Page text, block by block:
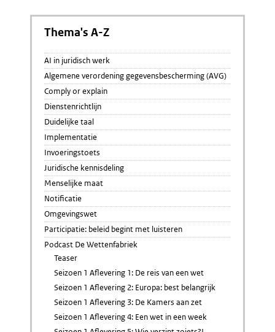
Thema's A-Z
AI in juridisch werk
Algemene verordening gegevensbescherming (AVG)
Comply or explain
Dienstenrichtlijn
Duidelijke taal
Implementatie
Invoeringstoets
Juridische kennisdeling
Menselijke maat
Notificatie
Omgevingswet
Participatie: beleid begint met luisteren
Podcast De Wettenfabriek
Teaser
Seizoen 1 Aflevering 1: De reis van een wet
Seizoen 1 Aflevering 2: Europa: best belangrijk
Seizoen 1 Aflevering 3: De Kamers aan zet
Seizoen 1 Aflevering 4: Een wet in een week